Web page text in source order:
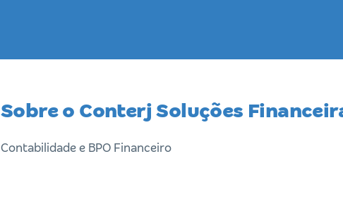
Sobre o Conterj Soluções
Contabilidade e BPO Financeiro